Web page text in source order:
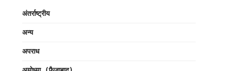
अंतर्राष्ट्रीय
अन्य
अपराध